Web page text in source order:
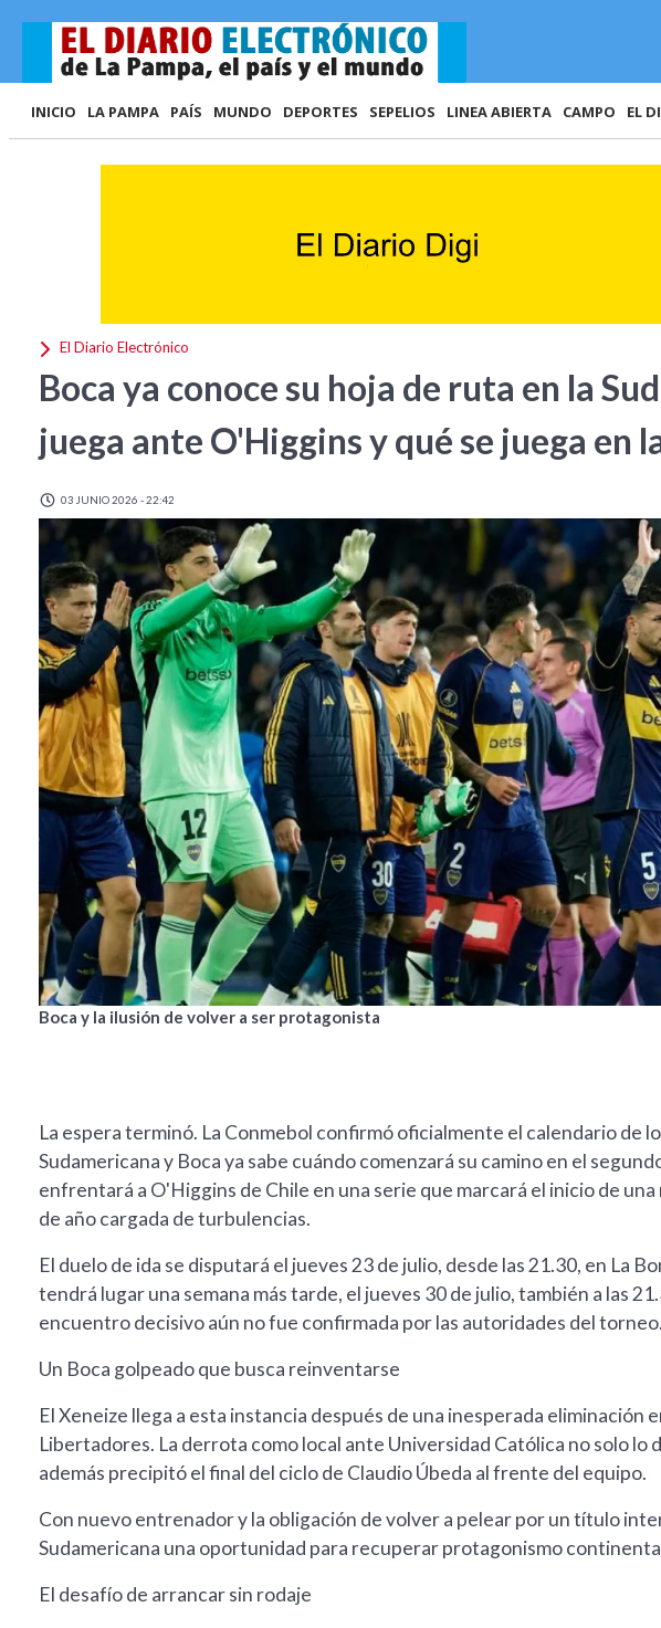
INICIO LA PAMPA PAÍS MUNDO DEPORTES SEPELIOS LINEA ABIERTA CAMPO EL
El Diario Electrónico
Boca ya conoce su hoja de ruta en la
juega ante O'Higgins y qué se juega en
03 JUNIO 2026 - 22:42
Boca y la ilusión de volver a ser protagonista
La espera terminó. La Conmebol confirmó oficialmente el calendario de
Sudamericana y Boca ya sabe cuándo comenzará su camino en el
enfrentará a O'Higgins de Chile en una serie que marcará el inicio de
de año cargada de turbulencias.
El duelo de ida se disputará el jueves 23 de julio, desde las 21.30, en La
tendrá lugar una semana más tarde, el jueves 30 de julio, también a las
encuentro decisivo aún no fue confirmada por las autoridades del torneo.
Un Boca golpeado que busca reinventarse
El Xeneize llega a esta instancia después de una inesperada eliminación
Libertadores. La derrota como local ante Universidad Católica no solo lo
además precipitó el final del ciclo de Claudio Úbeda al frente del equipo.
Con nuevo entrenador y la obligación de volver a pelear por un título
Sudamericana una oportunidad para recuperar protagonismo
El desafío de arrancar sin rodaje